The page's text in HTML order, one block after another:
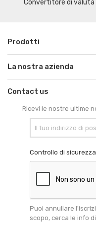
Convertitore di valuta
Prodotti
La nostra azienda
Contact us
Ricevi le nostre ultime
Controllo di sicurezza
Puoi annullare
scopo, cerca le info